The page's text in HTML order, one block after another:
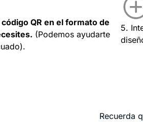
QR en el formato de
(Podemos ayudarte
5.
Recuerda